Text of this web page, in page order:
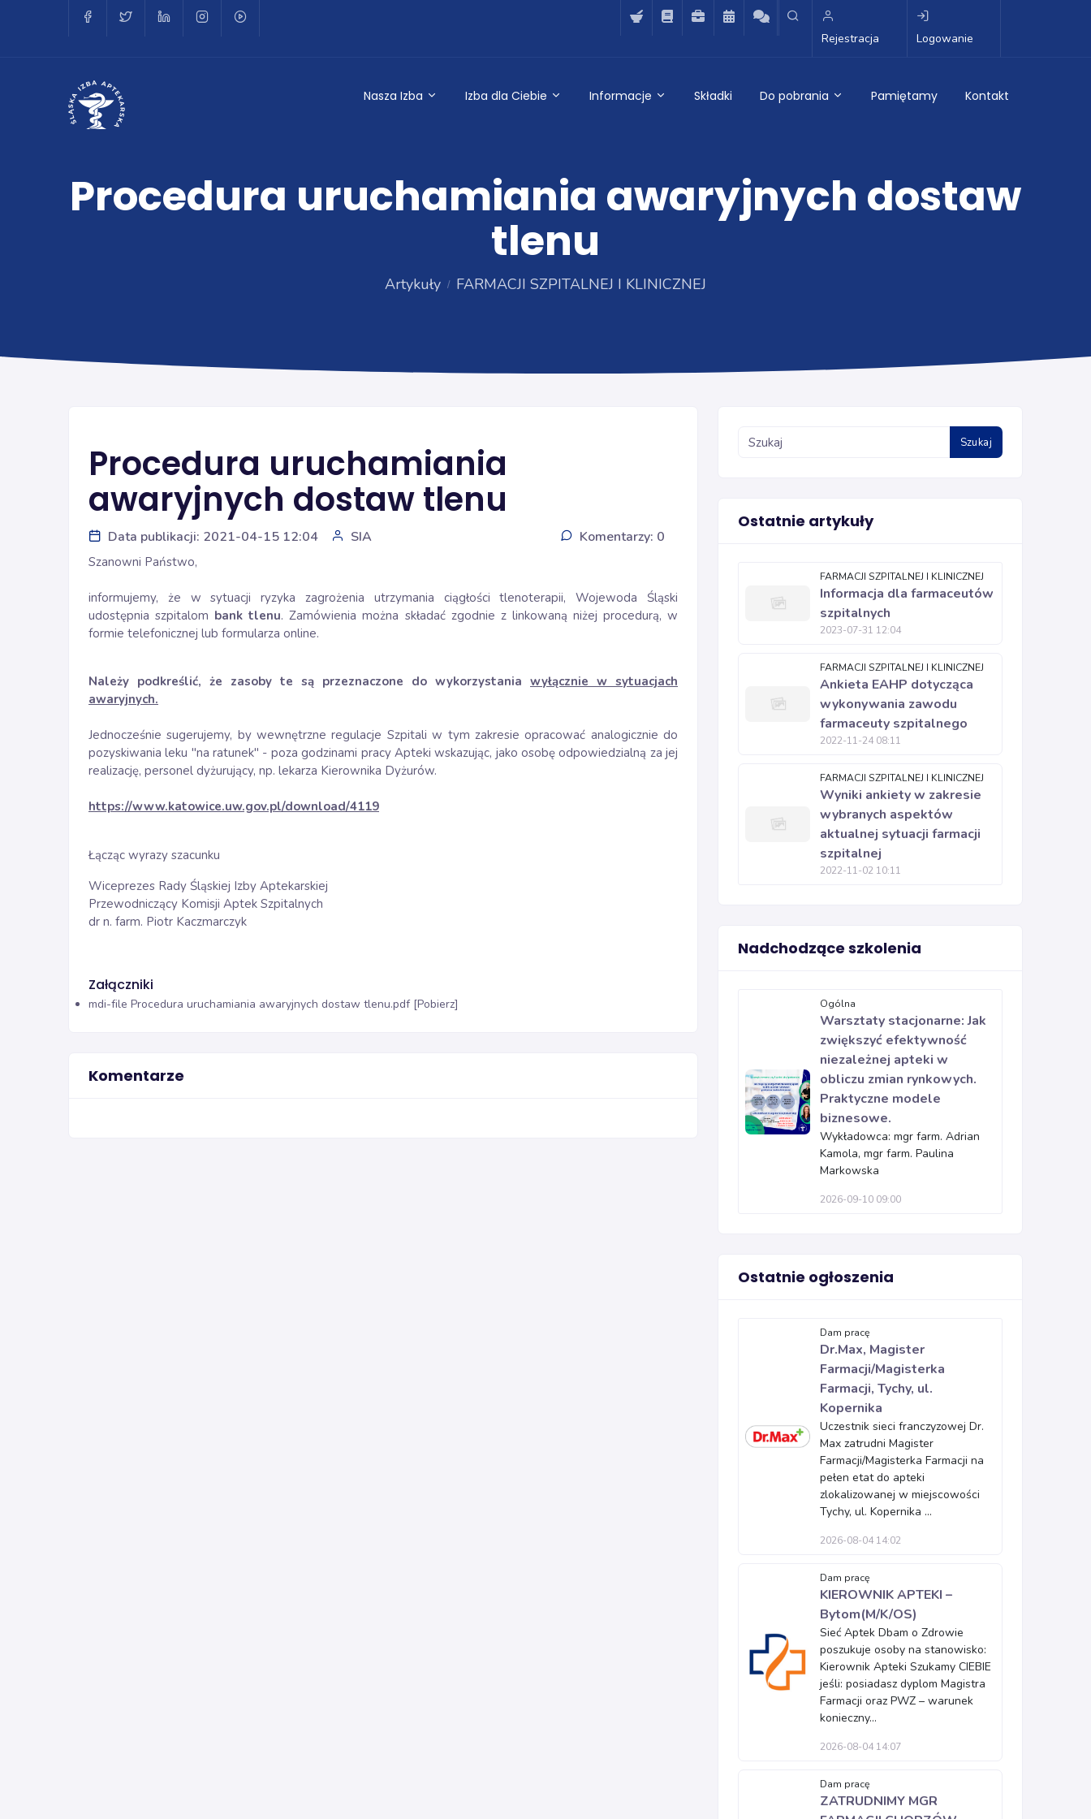
Rejestracja Logowanie
Nasza Izba Izba dla Ciebie Informacje Składki Do pobrania Pamiętamy Kontakt
Procedura uruchamiania awaryjnych dostaw
tlenu
Artykuły FARMACJI SZPITALNEJ I KLINICZNEJ
Procedura uruchamiania
awaryjnych dostaw tlenu
Data publikacji: 2021-04-15 12:04 SIA Komentarzy: 0
Szanowni Państwo,
informujemy, że w sytuacji ryzyka zagrożenia utrzymania ciągłości tlenoterapii, Wojewoda Śląski
udostępnia szpitalom bank tlenu. Zamówienia można składać zgodnie z linkowaną niżej procedurą, w
formie telefonicznej lub formularza online.
Należy podkreślić, że zasoby te są przeznaczone do wykorzystania wyłącznie w sytuacjach
awaryjnych.
Jednocześnie sugerujemy, by wewnętrzne regulacje Szpitali w tym zakresie opracować analogicznie do
pozyskiwania leku "na ratunek" - poza godzinami pracy Apteki wskazując, jako osobę odpowiedzialną za jej
realizację, personel dyżurujący, np. lekarza Kierownika Dyżurów.
https://www.katowice.uw.gov.pl/download/4119
Łącząc wyrazy szacunku
Wiceprezes Rady Śląskiej Izby Aptekarskiej
Przewodniczący Komisji Aptek Szpitalnych
dr n. farm. Piotr Kaczmarczyk
Załączniki
mdi-file Procedura uruchamiania awaryjnych dostaw tlenu.pdf [Pobierz]
Komentarze
Szukaj
Ostatnie artykuły
FARMACJI SZPITALNEJ I KLINICZNEJ
Informacja dla farmaceutów
szpitalnych
2023-07-31 12:04
FARMACJI SZPITALNEJ I KLINICZNEJ
Ankieta EAHP dotycząca
wykonywania zawodu
farmaceuty szpitalnego
2022-11-24 08:11
FARMACJI SZPITALNEJ I KLINICZNEJ
Wyniki ankiety w zakresie
wybranych aspektów
aktualnej sytuacji farmacji
szpitalnej
2022-11-02 10:11
Nadchodzące szkolenia
Ogólna
Warsztaty stacjonarne: Jak
zwiększyć efektywność
niezależnej apteki w
obliczu zmian rynkowych.
Praktyczne modele
biznesowe.
Wykładowca: mgr farm. Adrian
Kamola, mgr farm. Paulina
Markowska
2026-09-10 09:00
Ostatnie ogłoszenia
Dam pracę
Dr.Max, Magister
Farmacji/Magisterka
Farmacji, Tychy, ul.
Kopernika
Uczestnik sieci franczyzowej Dr.
Max zatrudni Magister
Farmacji/Magisterka Farmacji na
pełen etat do apteki
zlokalizowanej w miejscowości
Tychy, ul. Kopernika ...
2026-08-04 14:02
Dam pracę
KIEROWNIK APTEKI –
Bytom(M/K/OS)
Sieć Aptek Dbam o Zdrowie
poszukuje osoby na stanowisko:
Kierownik Apteki Szukamy CIEBIE
jeśli: posiadasz dyplom Magistra
Farmacji oraz PWZ – warunek
konieczny...
2026-08-04 14:07
Dam pracę
ZATRUDNIMY MGR